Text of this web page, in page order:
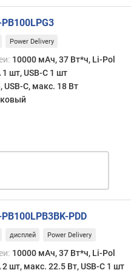
Power Delivery
10000 мАч, 37 Вт*ч, Li-Pol
1 шт, USB-C 1 шт
USB-C, макс. 18 Вт
PDD
дисплей Power Delivery
10000 мАч, 37 Вт*ч, Li-Pol
2 шт, макс. 22.5 Вт, USB-C 1 шт